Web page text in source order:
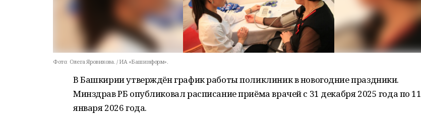
Фото: Олега Яровикова. / ИА «Башинформ».
В Башкирии утверждён график работы поликлиник в новогодние праздники.
Минздрав РБ опубликовал расписание приёма врачей с 31 декабря 2025 года по 11
января 2026 года.